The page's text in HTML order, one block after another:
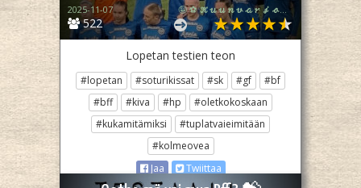
522
2025-11-07 🤪 ⚽ 𝓚𝓾𝓾𝓷𝓿𝓪𝓻𝓳𝓸🩷 ✨
Lopetan testien teon
#lopetan #soturikissat #sk #gf
#bf
#bff
#kiva #hp
#oletkokoskaan
#kukamitämiksi
#tuplatvaieimitään
#kolmeovea
Jaa
Twiittaa